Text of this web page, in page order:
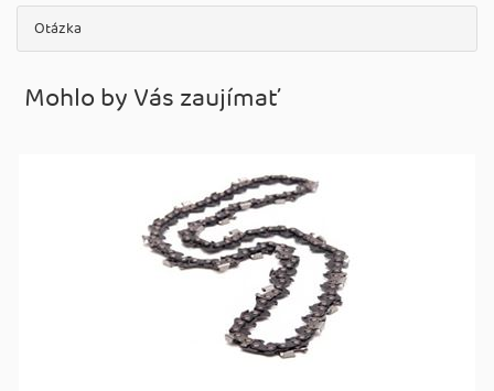
Otázka
Mohlo by Vás zaujímať